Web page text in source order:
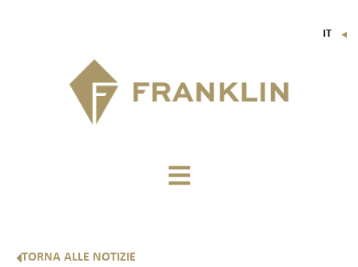
IT ▼
TORNA ALLE NOTIZIE